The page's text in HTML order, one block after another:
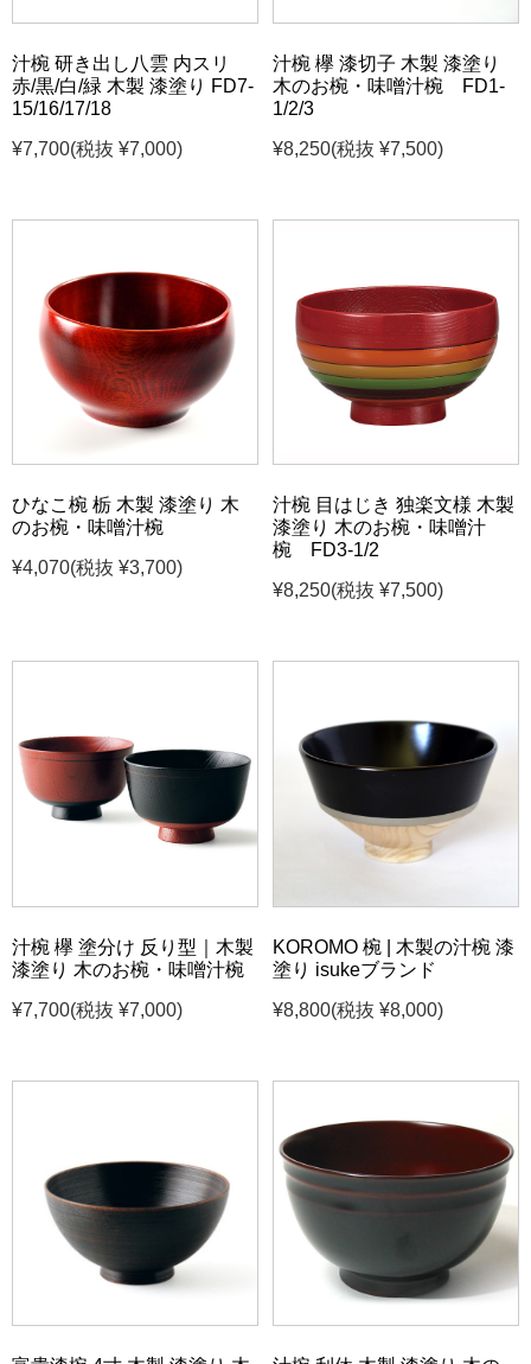
汁椀 研き出し八雲 内スリ
赤/黒/白/緑 木製 漆塗り FD7-
15/16/17/18
¥7,700(税抜 ¥7,000)
汁椀 欅 漆切子 木製 漆塗り
木のお椀・味噌汁椀 FD1-
1/2/3
¥8,250(税抜 ¥7,500)
ひなこ椀 栃 木製 漆塗り 木
のお椀・味噌汁椀
¥4,070(税抜 ¥3,700)
汁椀 目はじき 独楽文様 木製
漆塗り 木のお椀・味噌汁
椀 FD3-1/2
¥8,250(税抜 ¥7,500)
汁椀 欅 塗分け 反り型｜木製
漆塗り 木のお椀・味噌汁椀
¥7,700(税抜 ¥7,000)
KOROMO 椀 | 木製の汁椀 漆
塗り isukeブランド
¥8,800(税抜 ¥8,000)